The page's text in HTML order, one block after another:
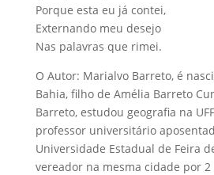
Porque esta eu já contei,
Externando meu desejo
Nas palavras que rimei.
O Autor: Marialvo Barreto, é
Bahia, filho de Amélia Barreto
Barreto, estudou geografia na
professor universitário
Universidade Estadual de Feira
vereador na mesma cidade por 2